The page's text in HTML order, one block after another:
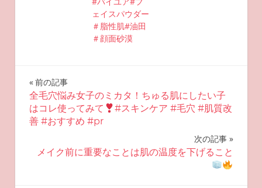
ェイスパウダー
＃脂性肌#油田
＃顔面砂漠
投
稿
ナ
ビ
前の記事
全毛穴悩み女子のミカタ！ちゅる肌にしたい子
はコレ使ってみて
#スキンケア #毛穴 #肌質改
善 #おすすめ #pr
次の記事
メイク前に重要なことは肌の温度を下げること